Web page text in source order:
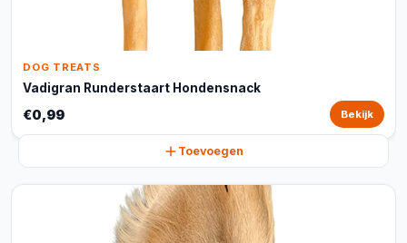
DOG TREATS
Vadigran Runderstaart Hondensnack
€0,99 Bekijk
Toevoegen